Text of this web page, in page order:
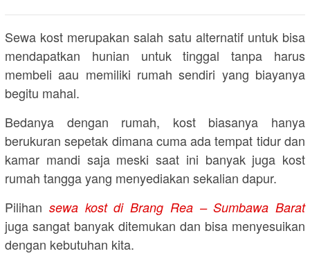
Sewa kost merupakan salah satu alternatif untuk bisa
mendapatkan hunian untuk tinggal tanpa harus
membeli aau memiliki rumah sendiri yang biayanya
begitu mahal.
Bedanya dengan rumah, kost biasanya hanya
berukuran sepetak dimana cuma ada tempat tidur dan
kamar mandi saja meski saat ini banyak juga kost
rumah tangga yang menyediakan sekalian dapur.
Pilihan sewa kost di Brang Rea – Sumbawa Barat
juga sangat banyak ditemukan dan bisa menyesuikan
dengan kebutuhan kita.